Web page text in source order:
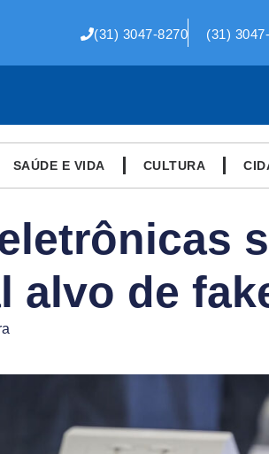
(31) 3047-8270 (31)
SAÚDE E VIDA CULTURA
alvo de